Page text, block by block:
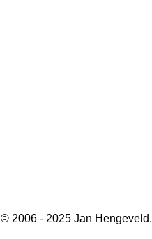
© 2006 - 2025 Jan Hengeveld.